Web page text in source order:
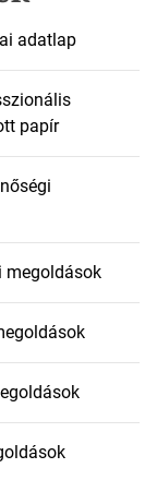
adatlap
papír
megoldások